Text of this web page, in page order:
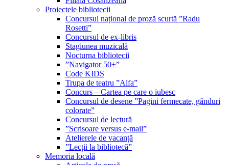
Proiectele bibliotecii
Concursul național de proză scurtă ”Radu
Rosetti”
Concursul de ex-libris
Stagiunea muzicală
Nocturna bibliotecii
”Navigator 50+”
Code KIDS
Trupa de teatru ”Alfa”
Concurs – Cartea pe care o iubesc
Concursul de desene ”Pagini fermecate, gânduri
colorate”
Concursul de lectură
”Scrisoare versus e-mail”
Atelierele de vacanță
”Lecții la bibliotecă”
Memoria locală